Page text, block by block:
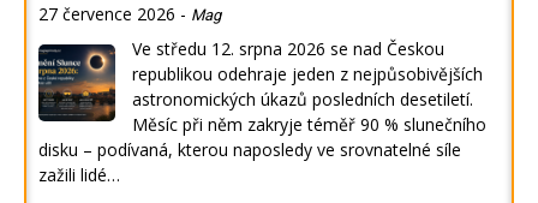
27 července 2026 - Mag
Ve středu 12. srpna 2026 se nad Českou
republikou odehraje jeden z nejpůsobivějších
astronomických úkazů posledních desetiletí.
Měsíc při něm zakryje téměř 90 % slunečního
disku – podívaná, kterou naposledy ve srovnatelné síle
zažili lidé…